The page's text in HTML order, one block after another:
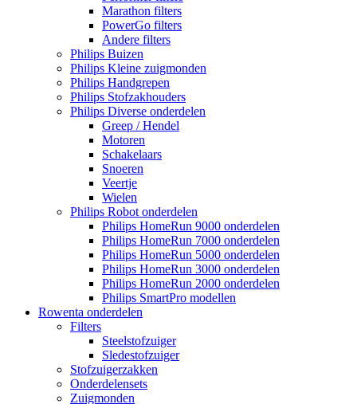
Marathon filters
PowerGo filters
Andere filters
Philips Buizen
Philips Kleine zuigmonden
Philips Handgrepen
Philips Stofzakhouders
Philips Diverse onderdelen
Greep / Hendel
Motoren
Schakelaars
Snoeren
Veertje
Wielen
Philips Robot onderdelen
Philips HomeRun 9000 onderdelen
Philips HomeRun 7000 onderdelen
Philips HomeRun 5000 onderdelen
Philips HomeRun 3000 onderdelen
Philips HomeRun 2000 onderdelen
Philips SmartPro modellen
Rowenta onderdelen
Filters
Steelstofzuiger
Sledestofzuiger
Stofzuigerzakken
Onderdelensets
Zuigmonden